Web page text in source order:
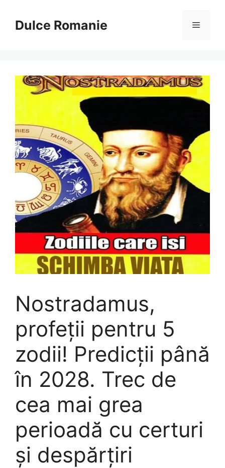
conținutDulce Romanie Meniu
Nostradamus,
profeții pentru 5
zodii! Predicții până
în 2028. Trec de
cea mai grea
perioadă cu certuri
și despărțiri